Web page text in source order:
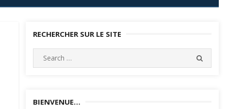
RECHERCHER SUR LE SITE
Search
for:
BIENVENUE…